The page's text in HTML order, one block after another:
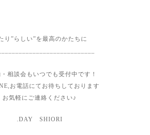
り”らしい”を最高のかたちに
相談会もいつでも受付中です！
お電話にてお待ちしております
お気軽にご連絡ください♪
.DAY SHIORI